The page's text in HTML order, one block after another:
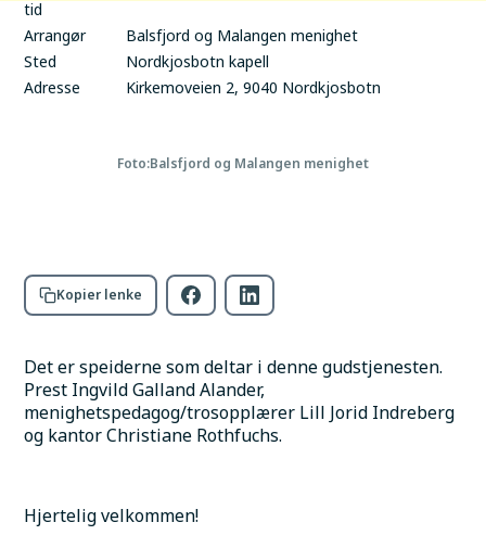
tid
Arrangør
Balsfjord og Malangen menighet
Sted
Nordkjosbotn kapell
Adresse
Kirkemoveien 2, 9040 Nordkjosbotn
Foto:Balsfjord og Malangen menighet
Kopier lenke
Det er speiderne som deltar i denne gudstjenesten.
Prest Ingvild Galland Alander,
menighetspedagog/trosopplærer Lill Jorid Indreberg
og kantor Christiane Rothfuchs.
Hjertelig velkommen!